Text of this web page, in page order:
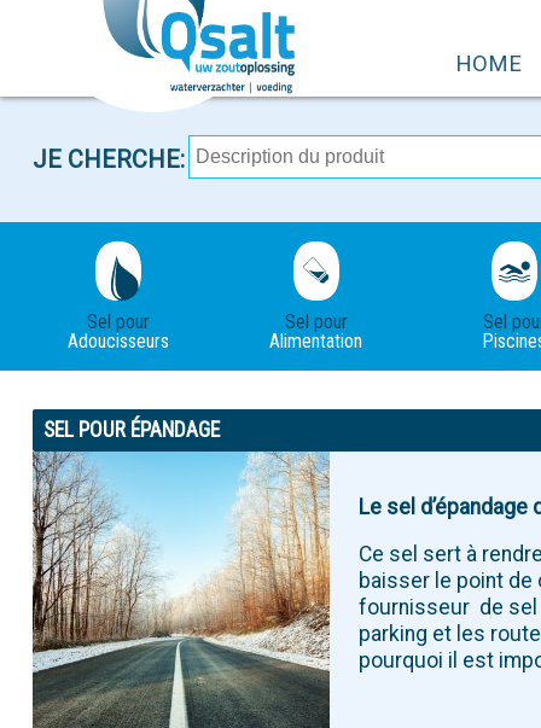
HOME
JE CHERCHE:
Sel pour
Adoucisseurs
Sel pour
Alimentation
Sel
SEL POUR ÉPANDAGE
Le sel
Ce sel sert à
baisser le point
fournisseur de sel
parking et les
pourquoi il est